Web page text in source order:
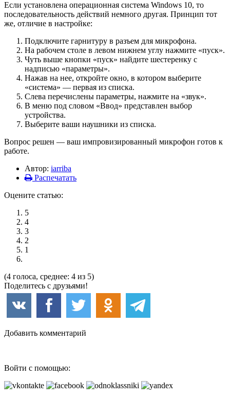
Если установлена операционная система Windows 10, то
последовательность действий немного другая. Принцип тот
же, отличие в настройке:
Подключите гарнитуру в разъем для микрофона.
На рабочем столе в левом нижнем углу нажмите «пуск».
Чуть выше кнопки «пуск» найдите шестеренку с
надписью «параметры».
Нажав на нее, откройте окно, в котором выберите
«система» — первая из списка.
Слева перечислены параметры, нажмите на «звук».
В меню под словом «Ввод» представлен выбор
устройства.
Выберите ваши наушники из списка.
Вопрос решен — ваш импровизированный микрофон готов к
работе.
Автор: iarriba
Распечатать
Оцените статью:
5
4
3
2
1
(4 голоса, среднее: 4 из 5)
Поделитесь с друзьями!
Добавить комментарий
Войти с помощью: